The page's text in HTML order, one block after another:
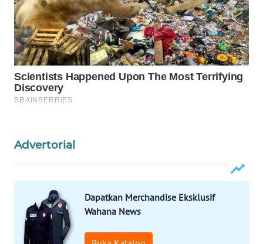
Advertorial
Dapatkan Merchandise Eksklusif
Wahana News
Wahana
Media
Group
WAHANA
NEWS
WAHANA
WAHANA
INFRASTRUKTUR
WAHANA
KONSUMEN